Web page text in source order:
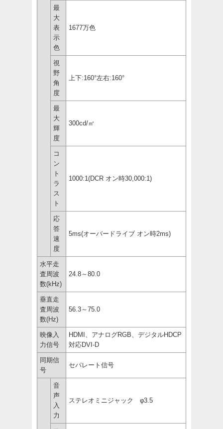
最
大
表
示
色
1677万色
視
野
角
度
上下:160°左右:160°
最
大
輝
度
300cd/㎡
コ
ン
ト
ラ
ス
ト
1000:1(DCR オン時30,000:1)
応
答
速
度
5ms(オーバードライブ オン時2ms)
水平走
査周波
数(kHz)
24.8～80.0
垂直走
査周波
数(Hz)
56.3～75.0
映像入
力信号
HDMI、アナログRGB、デジタルHDCP
対応DVI-D
同期信
号
セパレート信号
音
声
入
力
ステレオミニジャック φ3.5